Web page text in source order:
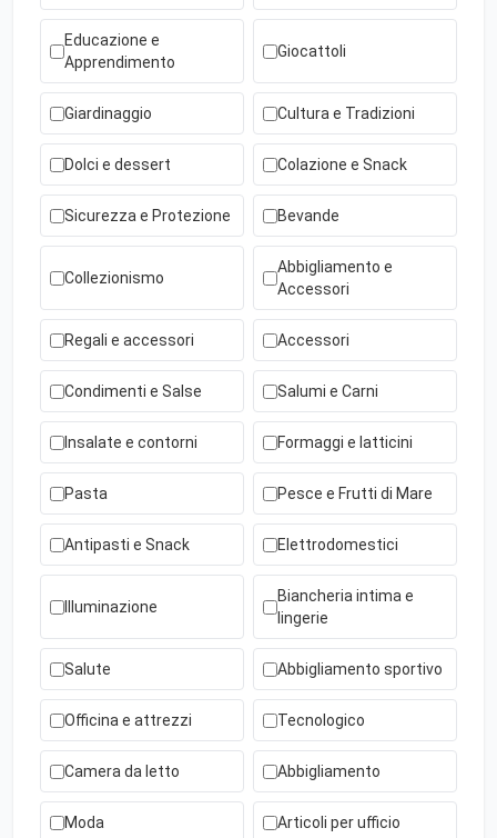
Educazione e
Apprendimento
Giocattoli
Giardinaggio Cultura e Tradizioni
Dolci e dessert Colazione e Snack
Sicurezza e Protezione Bevande
Collezionismo
Abbigliamento e
Accessori
Regali e accessori Accessori
Condimenti e Salse Salumi e Carni
Insalate e contorni Formaggi e latticini
Pasta Pesce e Frutti di Mare
Antipasti e Snack Elettrodomestici
Illuminazione
Biancheria intima e
lingerie
Salute Abbigliamento sportivo
Officina e attrezzi Tecnologico
Camera da letto Abbigliamento
Moda Articoli per ufficio